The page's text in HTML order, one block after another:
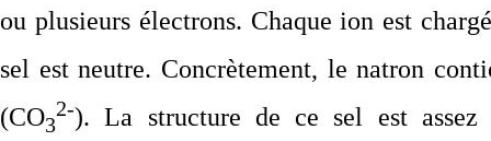
ou plusieurs électrons. Chaque ion est
sel est neutre. Concrètement, le natron
(CO3
2-). La structure de ce sel est assez